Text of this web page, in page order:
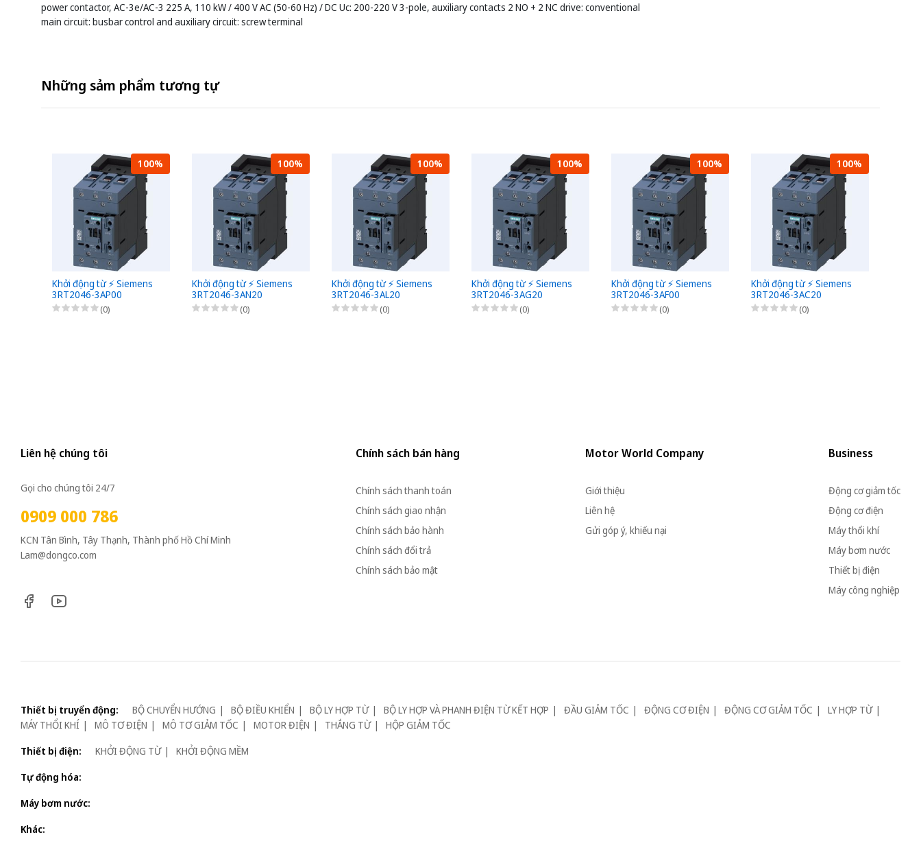
power contactor, AC-3e/AC-3 225 A, 110 kW / 400 V AC (50-60 Hz) / DC Uc: 200-220 V 3-pole, auxiliary contacts 2 NO + 2 NC drive: conventional
main circuit: busbar control and auxiliary circuit: screw terminal
Những sảm phẩm tương tự
100%
Khởi động từ ⚡️ Siemens
3RT2046-3AP00
(0)
100%
Khởi động từ ⚡️ Siemens
3RT2046-3AN20
(0)
100%
Khởi động từ ⚡️ Siemens
3RT2046-3AL20
(0)
100%
Khởi động từ ⚡️ Siemens
3RT2046-3AG20
(0)
100%
Khởi động từ ⚡️ Siemens
3RT2046-3AF00
(0)
100%
Khởi động từ ⚡️ Siemens
3RT2046-3AC20
(0)
Liên hệ chúng tôi
Gọi cho chúng tôi 24/7
0909 000 786
KCN Tân Bình, Tây Thạnh, Thành phố Hồ Chí Minh
Lam@dongco.com
Chính sách bán hàng
Chính sách thanh toán
Chính sách giao nhận
Chính sách bảo hành
Chính sách đổi trả
Chính sách bảo mật
Motor World Company
Giới thiệu
Liên hệ
Gửi góp ý, khiếu nại
Business
Động cơ giảm tốc
Động cơ điện
Máy thổi khí
Máy bơm nước
Thiết bị điện
Máy công nghiệp
Thiết bị truyển động: BỘ CHUYỂN HƯỚNG BỘ ĐIỀU KHIỂN BỘ LY HỢP TỪ BỘ LY HỢP VÀ PHANH ĐIỆN TỪ KẾT HỢP ĐẦU GIẢM TỐC ĐỘNG CƠ ĐIỆN ĐỘNG CƠ GIẢM TỐC
LY HỢP TỪ
MÁY THỔI KHÍ
MÔ TƠ ĐIỆN MÔ TƠ GIẢM TỐC MOTOR ĐIỆN THẮNG TỪ
HỘP GIẢM TỐC
Thiết bị điện:
KHỞI ĐỘNG TỪ
KHỞI ĐỘNG MỀM
Tự động hóa:
Máy bơm nước:
Khác: